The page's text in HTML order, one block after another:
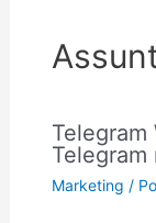
Telegram
Telegram
Marketing /